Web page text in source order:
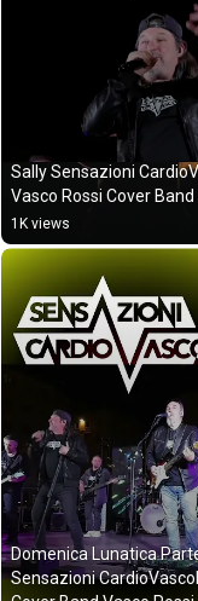
Sally Sensazioni
Vasco Rossi Cover
1K views
Domenica Lunatica
Sensazioni